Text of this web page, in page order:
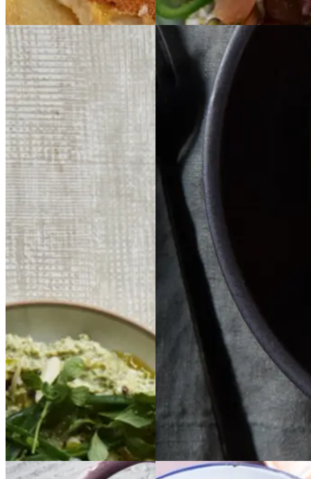
Vegansk
SvampedipSvampedi
p medmed sorte
sorte
bønner,bønner,
persillepersille ogog
syltedesyltede
svampesvampe
Gem opskrift
Vegetarisk
Vegansk
Gnocchi
medmed
bønnesauce,
uce,
bagte
tomater,
timian timian
trompetsvampe
petsvampe
Vegetarisk